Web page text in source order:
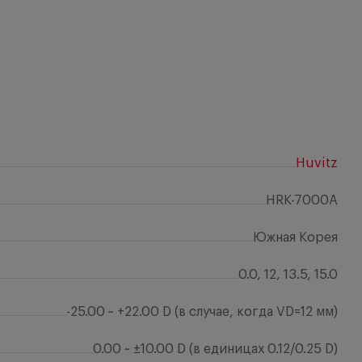
Huvitz
HRK-7000A
Южная Корея
0.0, 12, 13.5, 15.0
-25.00 ~ +22.00 D (в случае, когда VD=12 мм)
0.00 ~ ±10.00 D (в единицах 0.12/0.25 D)